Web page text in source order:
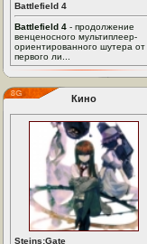
Battlefield 4
Battlefield 4 - продолжение
венценосного мультиплеер-
ориентированного шутера от
первого ли...
Кино
Steins;Gate